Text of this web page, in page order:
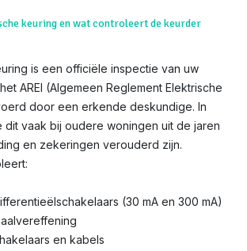
keuring en wat controleert de keurder
is een officiële inspectie van uw
AREI (Algemeen Reglement Elektrische
door een erkende deskundige. In
dit vaak bij oudere woningen uit de jaren
en zekeringen verouderd zijn.
(30 mA en 300 mA)
en kabels